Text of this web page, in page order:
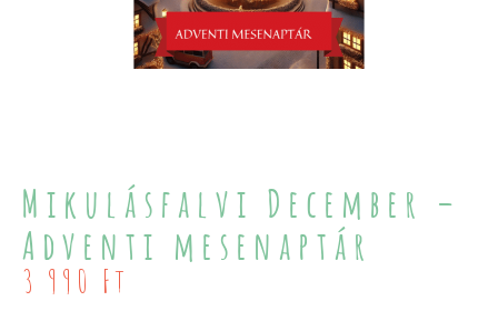
Mikulásfalvi December –
Adventi mesenaptár
3 990 Ft